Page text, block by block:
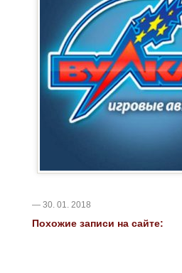
— 30. 01. 2018
Похожие записи на сайте: